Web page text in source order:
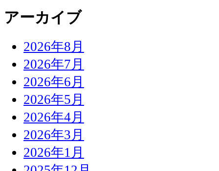
アーカイブ
2026年8月
2026年7月
2026年6月
2026年5月
2026年4月
2026年3月
2026年1月